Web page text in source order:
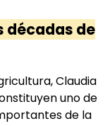
décadas de
Claudia
uno de
de la